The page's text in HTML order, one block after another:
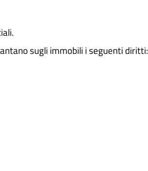
sugli immobili i seguenti diritti: